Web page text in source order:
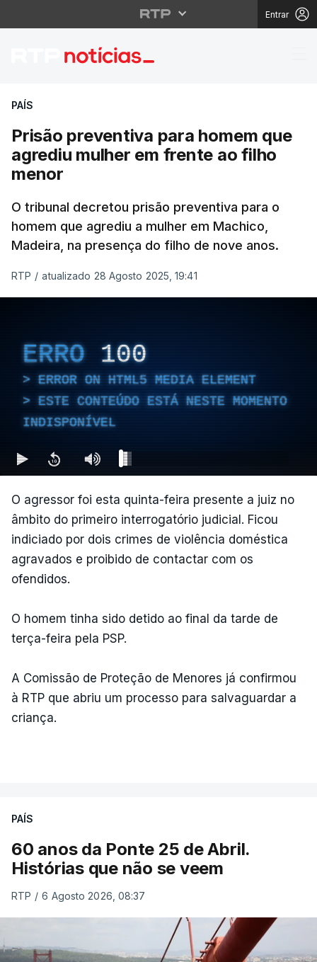
Entrar
Prisão preventiva
PAÍS
Prisão preventiva para homem que
agrediu mulher em frente ao filho
menor
O tribunal decretou prisão preventiva para o
homem que agrediu a mulher em Machico,
Madeira, na presença do filho de nove anos.
RTP / atualizado 28 Agosto 2025, 19:41
ERRO 100
ERROR ON HTML5 MEDIA ELEMENT
ESTE CONTEÚDO ESTÁ NESTE MOMENTO
INDISPONÍVEL
O agressor foi esta quinta-feira presente a juiz no
âmbito do primeiro interrogatório judicial. Ficou
indiciado por dois crimes de violência doméstica
agravados e proibido de contactar com os
ofendidos.
O homem tinha sido detido ao final da tarde de
terça-feira pela PSP.
A Comissão de Proteção de Menores já confirmou
à RTP que abriu um processo para salvaguardar a
criança.
PAÍS
60 anos da Ponte 25 de Abril.
Histórias que não se veem
RTP / 6 Agosto 2026, 08:37